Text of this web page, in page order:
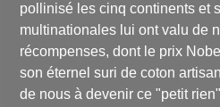
pollinisé les cinq continents et
multinationales lui ont valu de
récompenses, dont le prix
son éternel suri de coton
de nous à devenir ce "petit